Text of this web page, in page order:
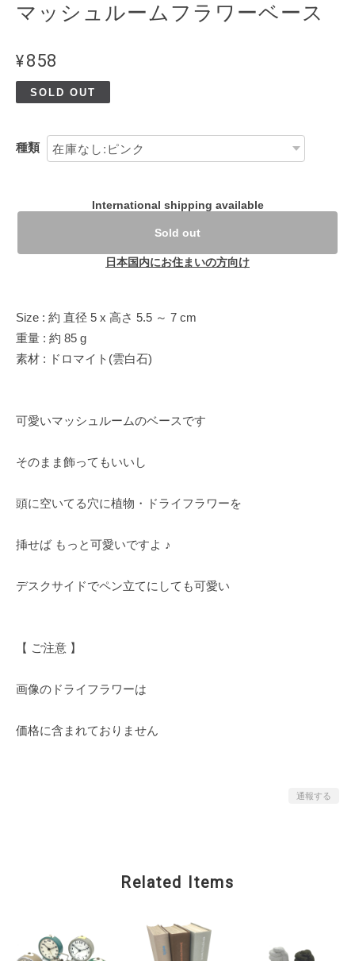
マッシュルームフラワーベース
¥858
SOLD OUT
種類
International shipping available
Sold out
日本国内にお住まいの方向け
Size : 約 直径 5 x 高さ 5.5 ～ 7 cm
重量 : 約 85 g
素材 : ドロマイト(雲白石)
可愛いマッシュルームのベースです
そのまま飾ってもいいし
頭に空いてる穴に植物・ドライフラワーを
挿せば もっと可愛いですよ ♪
デスクサイドでペン立てにしても可愛い
【 ご注意 】
画像のドライフラワーは
価格に含まれておりません
通報する
Related Items